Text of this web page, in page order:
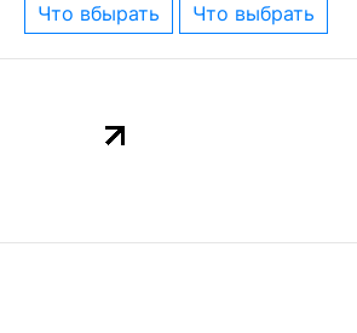
что вбырать
что выбрать